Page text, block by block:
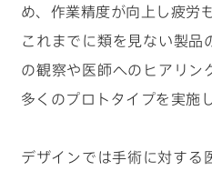
め、作業精度が向上し疲労
これまでに類を見ない製
の観察や医師へのヒアリ
多くのプロトタイプを実施
デザインでは手術に対する